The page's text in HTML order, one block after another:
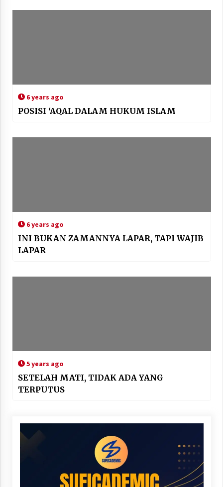
6 years ago
POSISI ‘AQAL DALAM HUKUM ISLAM
6 years ago
INI BUKAN ZAMANNYA LAPAR, TAPI WAJIB
LAPAR
5 years ago
SETELAH MATI, TIDAK ADA YANG
TERPUTUS